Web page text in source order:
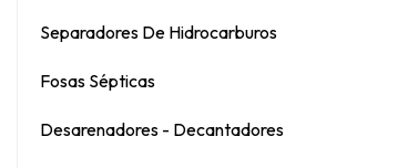
Separadores De Hidrocarburos
Fosas Sépticas
Desarenadores - Decantadores